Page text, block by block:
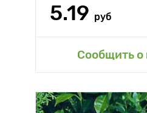
5.19 руб
Сообщить о